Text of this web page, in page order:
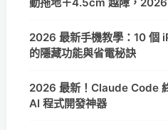
動拖地＋4.5cm 越障，
2026 最新手機教學：10 個
的隱藏功能與省電秘訣
2026 最新！Claude Code
AI 程式開發神器